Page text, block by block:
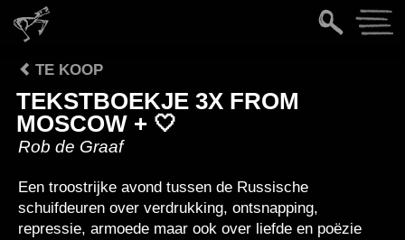
TE KOOP
TEKSTBOEKJE 3X FROM
MOSCOW + 🤍
Rob de Graaf
Een troostrijke avond tussen de Russische
schuifdeuren over verdrukking, ontsnapping,
repressie, armoede maar ook over liefde en poëzie